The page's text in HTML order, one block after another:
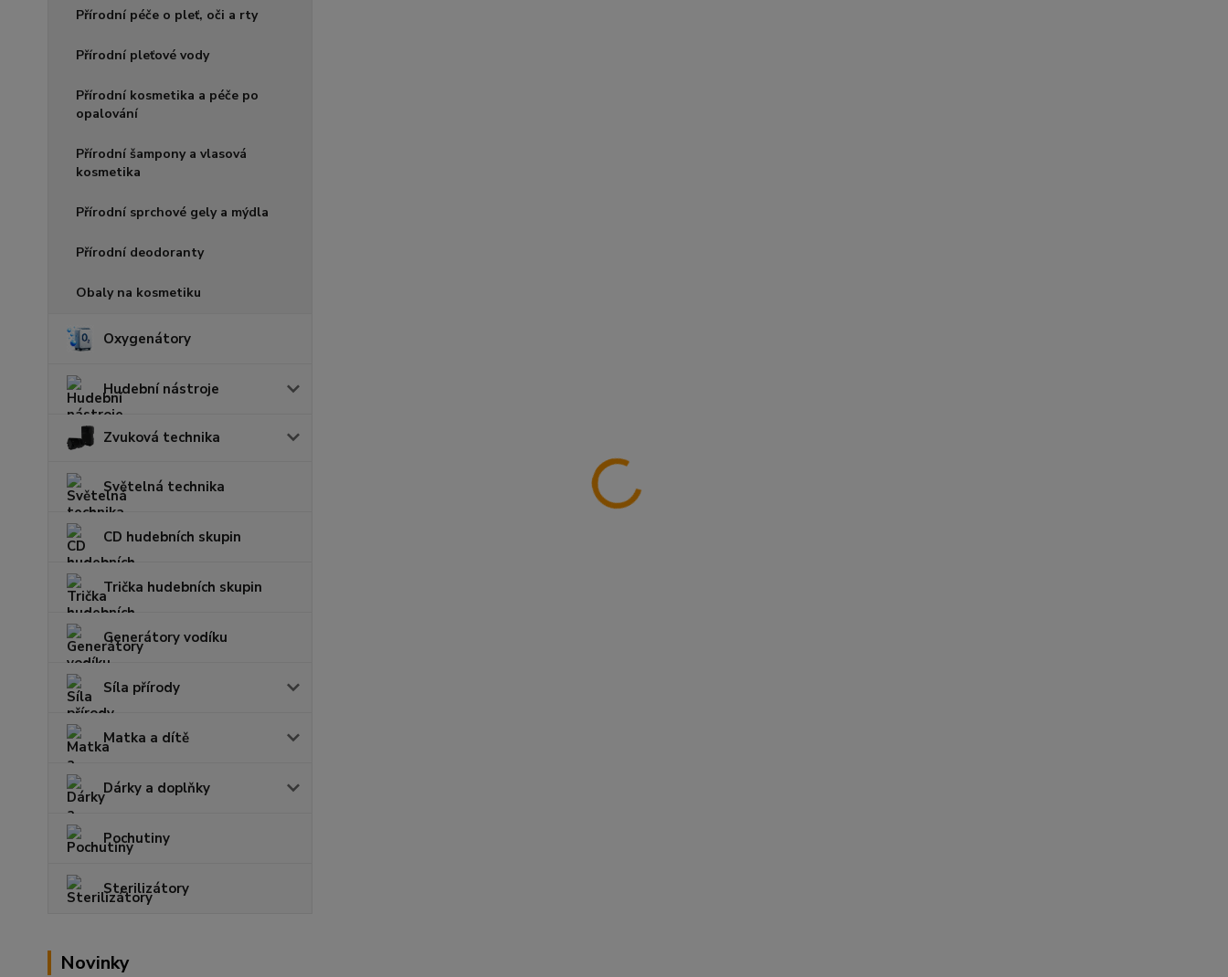
Přírodní péče o pleť, oči a rty
Přírodní pleťové vody
Přírodní kosmetika a péče po
opalování
Přírodní šampony a vlasová
kosmetika
Přírodní sprchové gely a mýdla
Přírodní deodoranty
Obaly na kosmetiku
Oxygenátory
Hudební nástroje
Zvuková technika
Světelná technika
CD hudebních skupin
Trička hudebních skupin
Generátory vodíku
Síla přírody
Matka a dítě
Dárky a doplňky
Pochutiny
Sterilizátory
Novinky